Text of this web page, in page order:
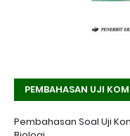
PEMBAHASAN UJI
Pembahasan Soal Uji